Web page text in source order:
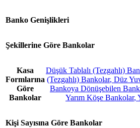
Banko Genişlikleri
Şekillerine Göre Bankolar
Kasa
Formlarına
Göre
Bankolar
Düşük Tablalı (Tezgahlı)
(Tezgahlı) Bankolar, Düz
Bankoya Dönüşebilen
Yarım Köşe Bankolar,
Kişi Sayısına Göre Bankolar